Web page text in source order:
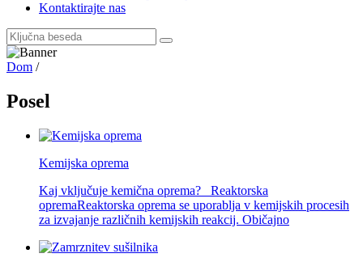
Kontaktirajte nas
Dom /
Posel
Kemijska oprema
Kaj vključuje kemična oprema? Reaktorska
opremaReaktorska oprema se uporablja v kemijskih procesih
za izvajanje različnih kemijskih reakcij. Običajno